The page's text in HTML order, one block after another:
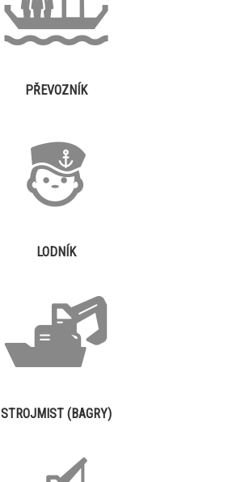
PŘEVOZNÍK
LODNÍK
STROJMIST (BAGRY)